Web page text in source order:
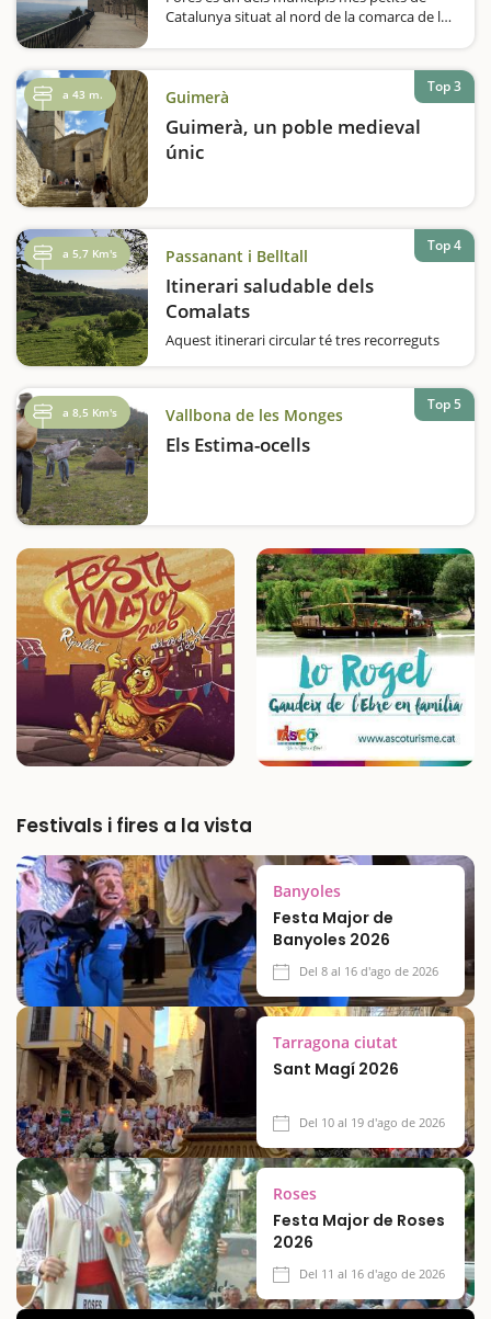
Catalunya situat al nord de la comarca de la
aventura i un autèntic festival…
a 43 m. Guimerà
Guimerà, un poble medieval
únic
Top 3
a 5,7 Km's Passanant i Belltall
Itinerari saludable dels
Comalats
Aquest itinerari circular té tres recorreguts
km). Nosaltres us proposem el mitjà, que és
vermell i de 4 km. Uneixen diferents punts…
Top 4
a 8,5 Km's Vallbona de les Monges
Els Estima-ocells
Top 5
Festivals i fires a la vista
Banyoles
Festa Major de
Banyoles 2026
Del 8 al 16 d'ago de 2026
Tarragona ciutat
Sant Magí 2026
Del 10 al 19 d'ago de 2026
Roses
Festa Major de Roses
2026
Del 11 al 16 d'ago de 2026